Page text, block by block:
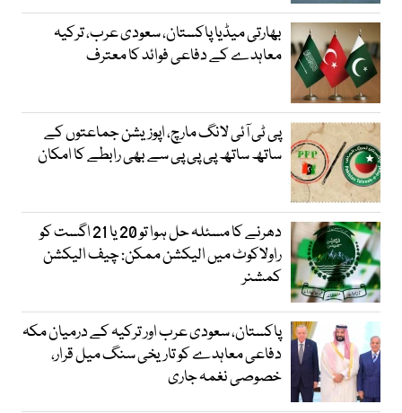
بھارتی میڈیا پاکستان، سعودی عرب، ترکیہ
معاہدے کے دفاعی فوائد کا معترف
پی ٹی آئی لانگ مارچ، اپوزیشن جماعتوں کے
ساتھ ساتھ پی پی پی سے بھی رابطے کا امکان
دھرنے کا مسئلہ حل ہوا تو 20 یا 21 اگست کو
راولاکوٹ میں الیکشن ممکن: چیف الیکشن
کمشنر
پاکستان، سعودی عرب اور ترکیہ کے درمیان مکہ
دفاعی معاہدے کو تاریخی سنگ میل قرار،
خصوصی نغمہ جاری